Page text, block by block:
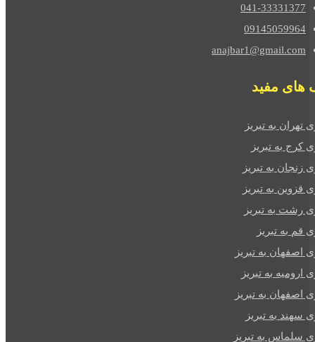
041-33331377
09145059964
anajbar1@gmail.com
های مفید
تهران به تبریز
کرج به تبریز
زنجان به تبریز
قزوین به تبریز
رشت به تبریز
قم به تبریز
اصفهان به تبریز
ارومیه به تبریز
اصفهان به تبریز
سهند به تبریز
سلماس به تبریز